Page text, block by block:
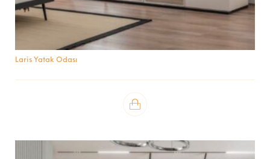
Laris Yatak Odası